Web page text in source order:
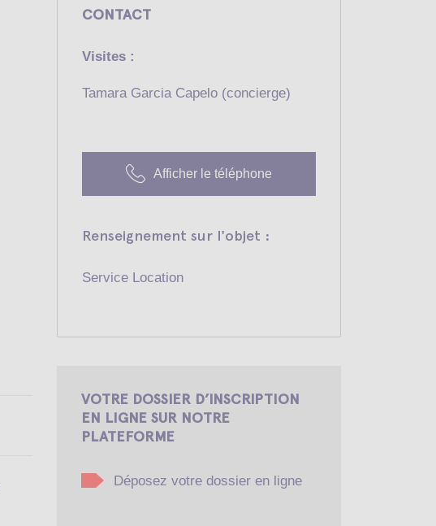
CONTACT
Visites :
Tamara Garcia Capelo (concierge)
Afficher le téléphone
Renseignement sur l'objet :
Service Location
VOTRE DOSSIER D’INSCRIPTION
EN LIGNE SUR NOTRE
PLATEFORME
Déposez votre dossier en ligne